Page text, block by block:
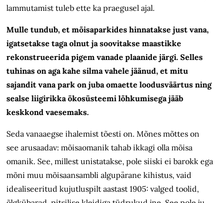
lammutamist tuleb ette ka praegusel ajal.
Mulle tundub, et mõisaparkides hinnatakse just vana,
igatsetakse taga olnut ja soovitakse maastikke
rekonstrueerida pigem vanade plaanide järgi. Selles
tuhinas on aga kahe silma vahele jäänud, et mitu
sajandit vana park on juba omaette loodusväärtus ning
sealse liigirikka ökosüsteemi lõhkumisega jääb
keskkond vaesemaks.
Seda vanaaegse ihalemist tõesti on. Mõnes mõttes on
see arusaadav: mõisaomanik tahab ikkagi olla mõisa
omanik. See, millest unistatakse, pole siiski ei barokk ega
mõni muu mõisaansambli algupärane kihistus, vaid
idealiseeritud kujutluspilt aastast 1905: valged toolid,